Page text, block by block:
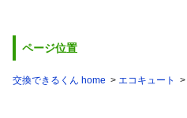
ページ位置
交換できるくん home エコキュート